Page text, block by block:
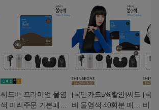
씨드비 프리미엄 물염
색 미리주문 기본패키
[국민카드5%할인]씨드
비 물염색 40회분 매니
[국
비